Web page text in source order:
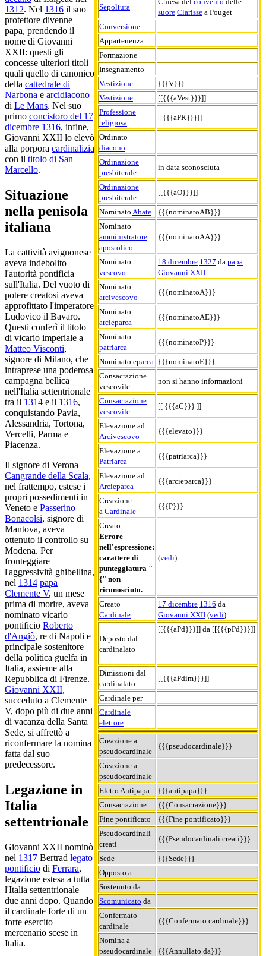
Sepoltura
suore Clarisse a Pouget
Conversione
Appartenenza
Formazione
Insegnamento
Vestizione
{{{V}}}
Vestizione
[[{{{aVest}}}]]
Professione
religiosa
[[{{{aPR}}}]]
Ordinato
diacono
Ordinazione
presbiterale
in data sconosciuta
Ordinazione
presbiterale
[[{{{aO}}}]]
Nominato Abate
{{{nominatoAB}}}
Nominato
amministratore
apostolico
{{{nominatoAA}}}
Nominato
vescovo
18 dicembre 1327 da papa
Giovanni XXII
Nominato
arcivescovo
{{{nominatoA}}}
Nominato
arcieparca
{{{nominatoAE}}}
Nominato
patriarca
{{{nominatoP}}}
Nominato eparca {{{nominatoE}}}
Consacrazione
vescovile
non si hanno informazioni
Consacrazione
vescovile
[[ {{{aC}}} ]]
Elevazione ad
Arcivescovo
{{{elevato}}}
Elevazione a
Patriarca
{{{patriarca}}}
Elevazione ad
Arcieparca
{{{arcieparca}}}
Creazione
a Cardinale
{{{P}}}
Creato
Errore
nell'espressione:
carattere di
punteggiatura "
{" non
riconosciuto.
(vedi)
Creato
Cardinale
17 dicembre 1316 da
Giovanni XXII (vedi)
Deposto dal
cardinalato
[[{{{aPd}}}]] da [[{{{pPd}}}]]
Dimissioni dal
cardinalato
[[{{{aPdim}}}]]
Cardinale per
Cardinale
elettore
Creazione a
pseudocardinale
{{{pseudocardinale}}}
Creazione a
pseudocardinale
Eletto Antipapa
{{{antipapa}}}
Consacrazione
{{{Consacrazione}}}
Fine pontificato
{{{Fine pontificato}}}
Pseudocardinali
creati
{{{Pseudocardinali creati}}}
Sede
{{{Sede}}}
Opposto a
Sostenuto da
Scomunicato da
Confermato
cardinale
{{{Confermato cardinale}}}
Nomina a
pseudocardinale
{{{Annullato da}}}
1312. Nel 1316 il suo
protettore divenne
papa, prendendo il
nome di Giovanni
XXII: questi gli
concesse ulteriori titoli
quali quello di canonico
della cattedrale di
Narbona e arcidiacono
di Le Mans. Nel suo
primo concistoro del 17
dicembre 1316, infine,
Giovanni XXII lo elevò
alla porpora cardinalizia
con il titolo di San
Marcello.
Situazione
nella penisola
italiana
La cattività avignonese
aveva indebolito
l'autorità pontificia
sull'Italia. Del vuoto di
potere creatosi aveva
approfittato l'imperatore
Ludovico il Bavaro.
Questi conferì il titolo
di vicario imperiale a
Matteo Visconti,
signore di Milano, che
intraprese una poderosa
campagna bellica
nell'Italia settentrionale
tra il 1314 e il 1316,
conquistando Pavia,
Alessandria, Tortona,
Vercelli, Parma e
Piacenza.
Il signore di Verona
Cangrande della Scala,
nel frattempo, estese i
propri possedimenti in
Veneto e Passerino
Bonacolsi, signore di
Mantova, aveva
ottenuto il controllo su
Modena. Per
fronteggiare
l'aggressività ghibellina,
nel 1314 papa
Clemente V, un mese
prima di morire, aveva
nominato vicario
pontificio Roberto
d'Angiò, re di Napoli e
principale sostenitore
della politica guelfa in
Italia, assieme alla
Repubblica di Firenze.
Giovanni XXII,
succeduto a Clemente
V, dopo più di due anni
di vacanza della Santa
Sede, si affrettò a
riconfermare la nomina
fatta dal suo
predecessore.
Legazione in
Italia
settentrionale
Giovanni XXII nominò
nel 1317 Bertrad legato
pontificio di Ferrara,
legazione estesa a tutta
l'Italia settentrionale
due anni dopo. Quando
il cardinale forte di un
forte esercito
mercenario scese in
Italia.